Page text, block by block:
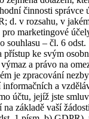
činnosti správce
d. v rozsahu, v
marketingové
souhlasu – čl. 6
přístup ke svým
a právo na
je zpracování
a
účtu, jejíž jste
na základě vaší